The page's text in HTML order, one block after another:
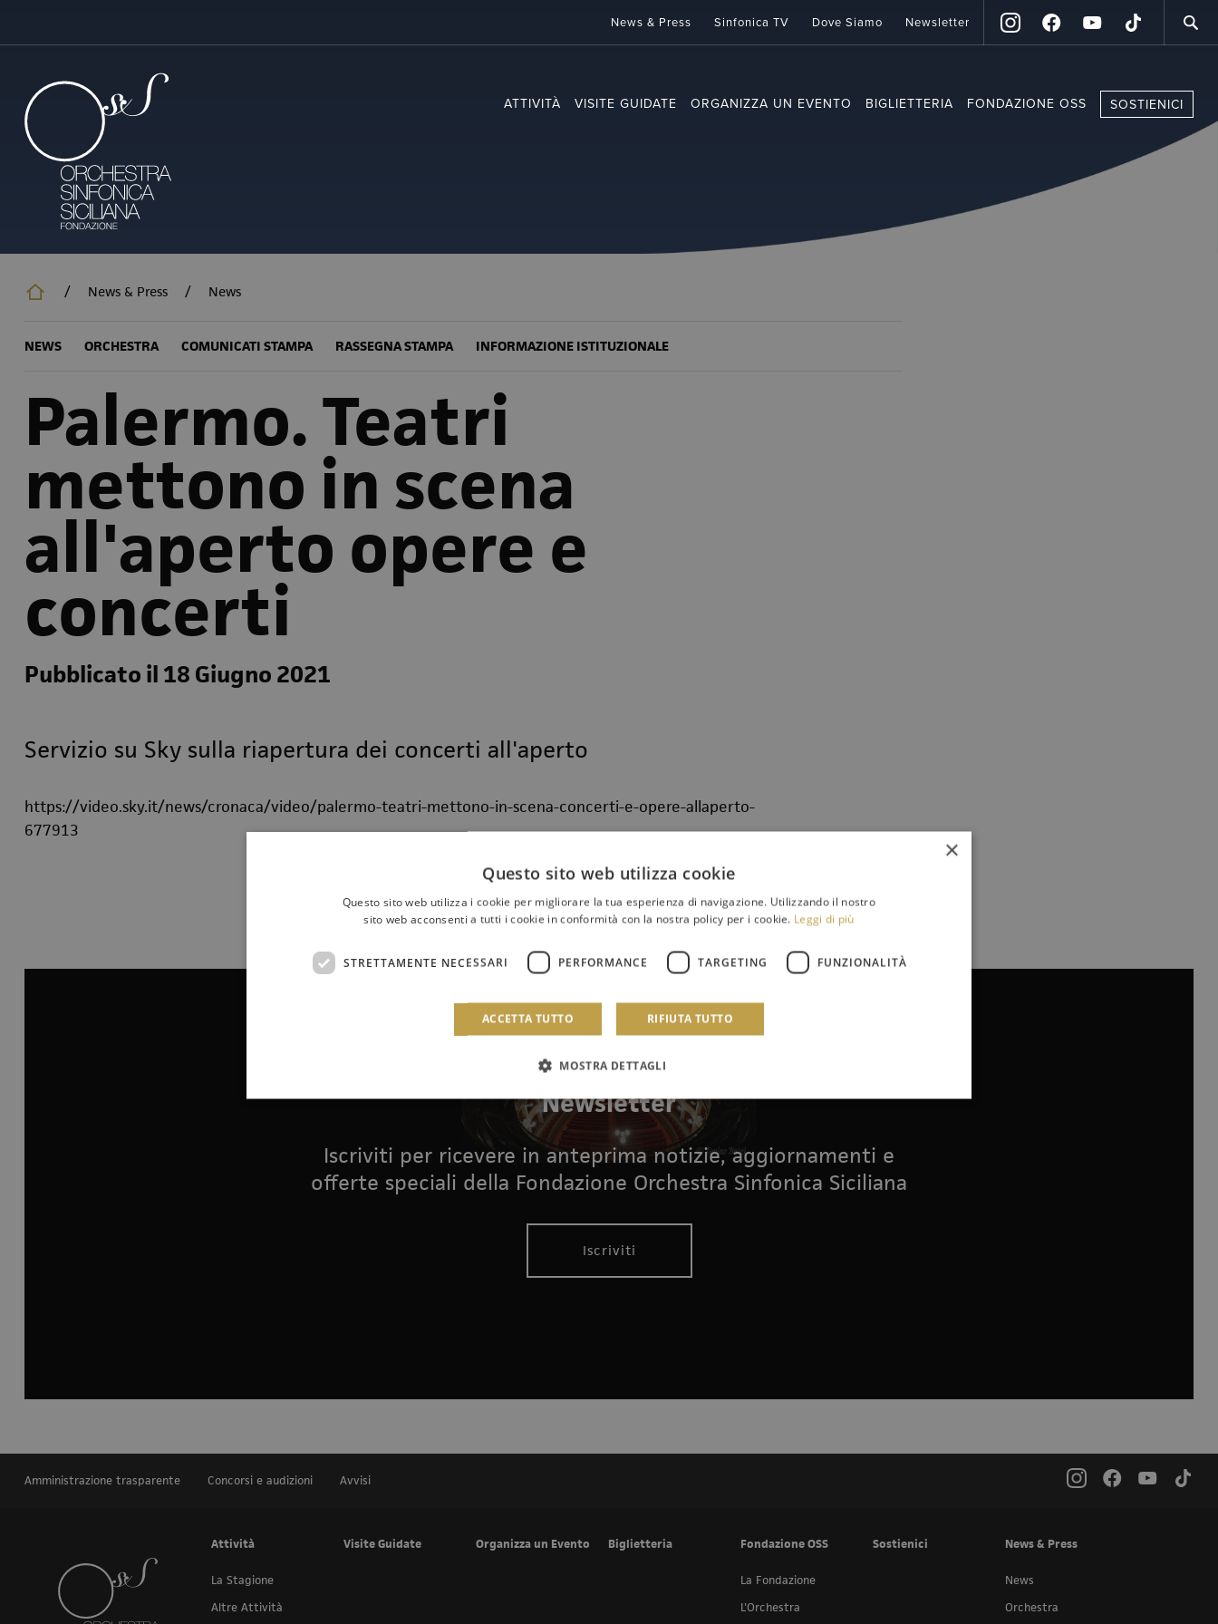
principale
ATTIVITÀ VISITE GUIDATE ORGANIZZA UN EVENTO BIGLIETTERIA FONDAZIONE OSS SOSTIENICI
News & Press Sinfonica TV Dove Siamo Newsletter
/ News & Press / News
NEWS ORCHESTRA COMUNICATI STAMPA RASSEGNA STAMPA INFORMAZIONE ISTITUZIONALE
Palermo. Teatri
mettono in scena
all'aperto opere e
concerti
Pubblicato il 18 Giugno 2021
Servizio su Sky sulla riapertura dei concerti all'aperto
https://video.sky.it/news/cronaca/video/palermo-teatri-mettono-in-scena-concerti-e-opere-allaperto-
677913
Newsletter
Iscriviti per ricevere in anteprima notizie, aggiornamenti e
offerte speciali della Fondazione Orchestra Sinfonica Siciliana
Iscriviti
Amministrazione trasparente Concorsi e audizioni Avvisi
Attività
La Stagione
Altre Attività
Visite Guidate Organizza un Evento Biglietteria Fondazione OSS
La Fondazione
L'Orchestra
Sostienici News & Press
News
Orchestra
×
Questo sito web utilizza cookie
Questo sito web utilizza i cookie per migliorare la tua esperienza di navigazione. Utilizzando il nostro
sito web acconsenti a tutti i cookie in conformità con la nostra policy per i cookie. Leggi di più
STRETTAMENTE NECESSARI PERFORMANCE TARGETING FUNZIONALITÀ
ACCETTA TUTTO RIFIUTA TUTTO
MOSTRA DETTAGLI